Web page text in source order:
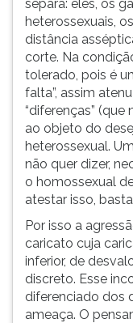
separa: eles, os
heterossexuais,
distância
corte. Na
tolerado, pois é
falta”, assim
“diferenças”
ao objeto do
heterossexual.
não quer dizer,
o homossexual
atestar isso,
Por isso a
caricato cuja
inferior, de
discreto. Esse
diferenciado dos
ameaça. O